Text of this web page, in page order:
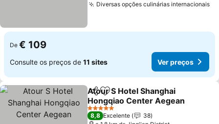
Diversas opções culinárias internacionais
De € 109
Consulte os preços de 11 sites Ver preços
PartilharAdicionar aos favoritos
Atour S Hotel Shanghai
Hongqiao Center Aegean
Ver preços
5 Estrelas
8,8 Excelente
38